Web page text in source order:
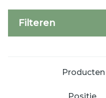
Filteren
Producten